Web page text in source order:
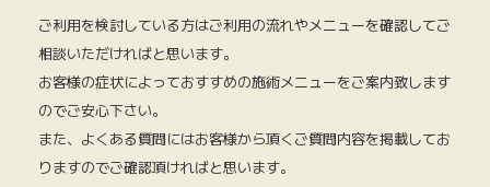
ご利用を検討している方はご利用の流れやメニューを確認してご
相談いただければと思います。
お客様の症状によっておすすめの施術メニューをご案内致します
のでご安心下さい。
また、よくある質問にはお客様から頂くご質問内容を掲載してお
りますのでご確認頂ければと思います。